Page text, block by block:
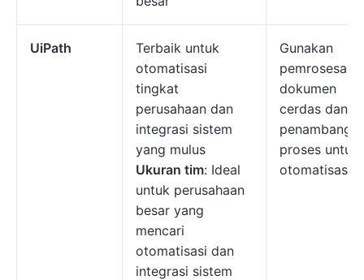
UiPath
Terbaik untuk
otomatisasi
tingkat
perusahaan dan
integrasi sistem
yang mulus
Ukuran tim: Ideal
untuk perusahaan
besar yang
mencari
otomatisasi dan
integrasi sistem
Gunakan
pemrosesan
dokumen
cerdas dan
proses untuk
otomatisasi.